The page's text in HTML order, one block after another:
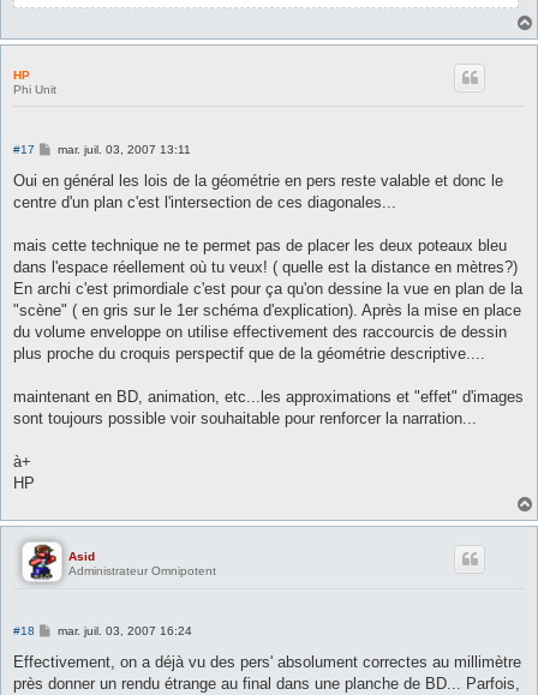
HP
Phi Unit
#17
M
s
a
mar. juil. 03, 2007 13:11
Oui en général les lois de la géométrie en pers reste valable et donc le
centre d'un plan c'est l'intersection de ces diagonales...
mais cette technique ne te permet pas de placer les deux poteaux bleu
dans l'espace réellement où tu veux! ( quelle est la distance en mètres?)
En archi c'est primordiale c'est pour ça qu'on dessine la vue en plan de la
"scène" ( en gris sur le 1er schéma d'explication). Après la mise en place
du volume enveloppe on utilise effectivement des raccourcis de dessin
plus proche du croquis perspectif que de la géométrie descriptive....
maintenant en BD, animation, etc...les approximations et "effet" d'images
sont toujours possible voir souhaitable pour renforcer la narration...
à+
HP
Asid
Administrateur Omnipotent
#18
M
s
a
mar. juil. 03, 2007 16:24
Effectivement, on a déjà vu des pers' absolument correctes au millimètre
près donner un rendu étrange au final dans une planche de BD... Parfois,